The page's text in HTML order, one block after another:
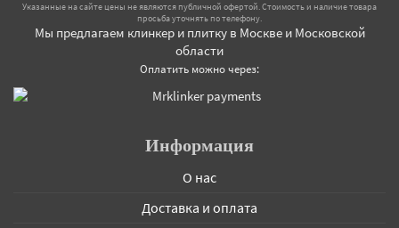
Указанные на сайте цены не являются публичной офертой. Стоимость и наличие товара
просьба уточнять по телефону.
Мы предлагаем клинкер и плитку в Москве и Московской
области
Оплатить можно через:
Информация
О нас
Доставка и оплата